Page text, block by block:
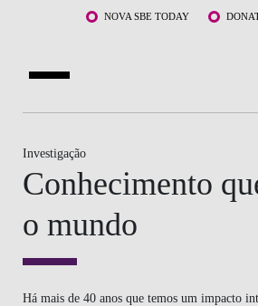
Saltar para o conteúdo principalNOVA SBE TODAY
CURSOS
Investigação
Conhecimento
o mundo
Há mais de 40 anos que temos um impacto